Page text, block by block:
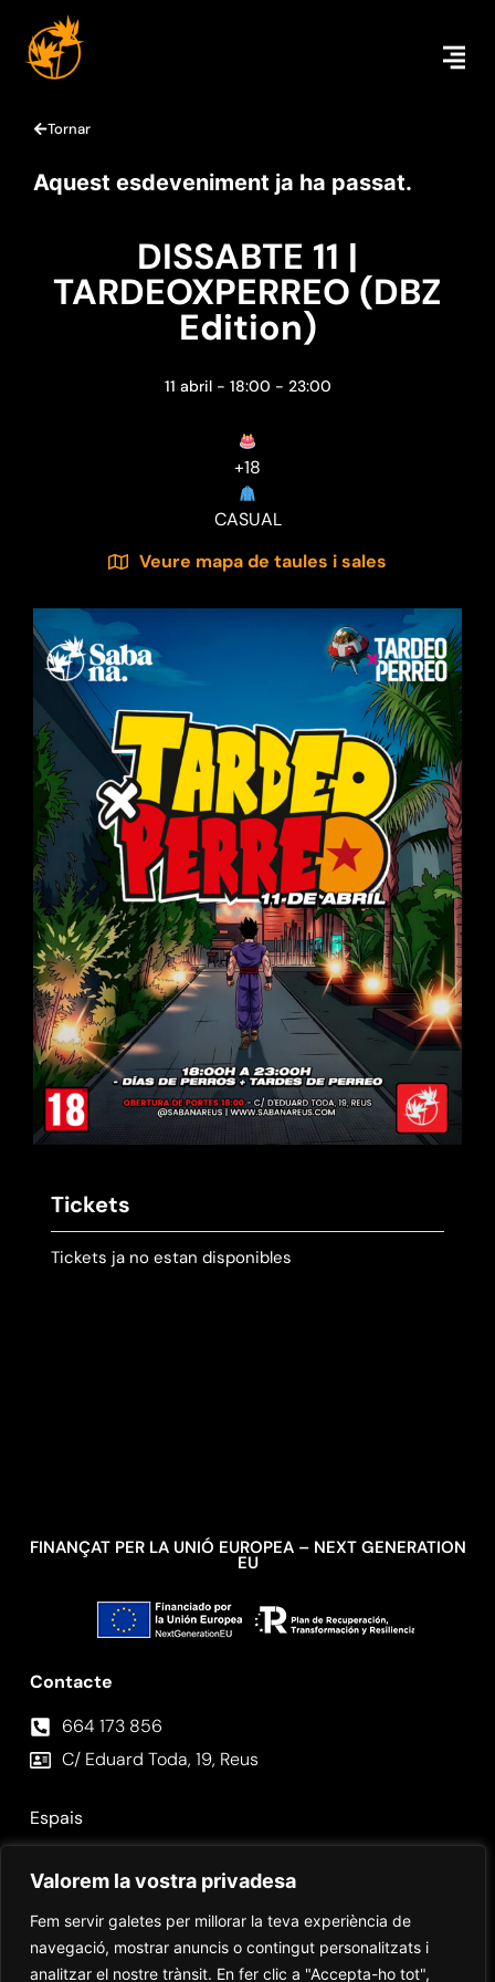
Valorem la vostra privadesa
Fem servir galetes per millorar la teva experiència de
navegació, mostrar anuncis o contingut personalitzats i
analitzar el nostre trànsit. En fer clic a "Accepta-ho tot",
Tornar
Aquest esdeveniment ja ha passat.
DISSABTE 11 |
TARDEOXPERREO (DBZ
Edition)
11 abril - 18:00 - 23:00
+18
CASUAL
Veure mapa de taules i sales
Tickets
Tickets ja no estan disponibles
Espais
Contacte
664 173 856⁣
C/ Eduard Toda, 19, Reus
FINANÇAT PER LA UNIÓ EUROPEA – NEXT GENERATION
EU